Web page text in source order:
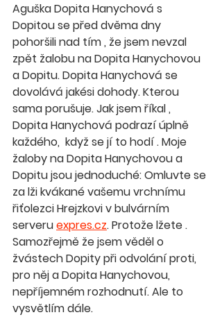
Aguška Dopita Hanychová s
Dopitou se před dvěma dny
pohoršili nad tím , že jsem nevzal
zpět žalobu na Dopita Hanychovou
a Dopitu. Dopita Hanychová se
dovolává jakési dohody. Kterou
sama porušuje. Jak jsem říkal ,
Dopita Hanychová podrazí úplně
každého,  když se jí to hodí . Moje
žaloby na Dopita Hanychovou a
Dopitu jsou jednoduché: Omluvte se
za lži kvákané vašemu vrchnímu
řiťolezci Hrejzkovi v bulvárním
serveru expres.cz. Protože lžete .
Samozřejmě že jsem věděl o
žvástech Dopity při odvolání proti,
pro něj a Dopita Hanychovou,
nepříjemném rozhodnutí. Ale to
vysvětlím dále.